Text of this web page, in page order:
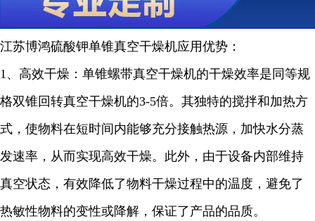
江苏博鸿硫酸钾单锥真空干燥机应用优势：
1、高效干燥：单锥螺带真空干燥机的干燥效率是同等规
格双锥回转真空干燥机的3-5倍。其独特的搅拌和加热方
式，使物料在短时间内能够充分接触热源，加快水分蒸
发速率，从而实现高效干燥。此外，由于设备内部维持
真空状态，有效降低了物料干燥过程中的温度，避免了
热敏性物料的变性或降解，保证了产品的品质。